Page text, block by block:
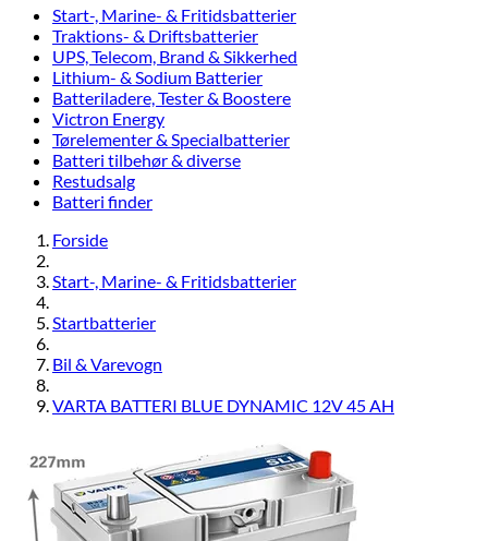
Start-, Marine- & Fritidsbatterier
Traktions- & Driftsbatterier
UPS, Telecom, Brand & Sikkerhed
Lithium- & Sodium Batterier
Batteriladere, Tester & Boostere
Victron Energy
Tørelementer & Specialbatterier
Batteri tilbehør & diverse
Restudsalg
Batteri finder
Forside
Start-, Marine- & Fritidsbatterier
Startbatterier
Bil & Varevogn
VARTA BATTERI BLUE DYNAMIC 12V 45 AH